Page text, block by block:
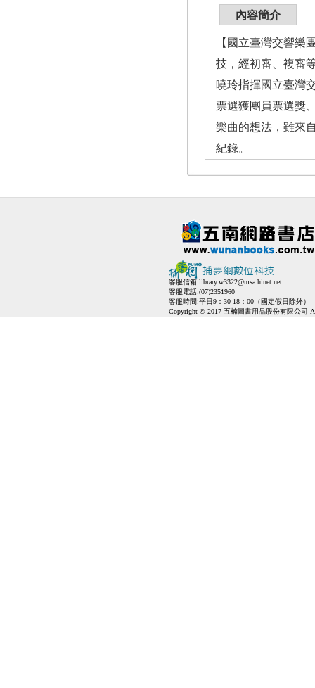
內容簡介
【國立臺灣交響樂
技，經初審、複審
曉玲指揮國立臺灣
票選獲團員票選獎
樂曲的想法，雖來
紀錄。
客服信箱:library.w3322@msa.hinet.net
客服電話:(07)2351960
客服時間:平日9：30-18：00（國定假日除外）
Copyright © 2017 五楠圖書用品股份有限公司